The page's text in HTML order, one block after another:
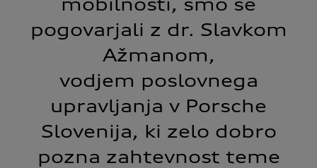
pogovarjali z dr. Slavkom
Ažmanom,
vodjem poslovnega
upravljanja v Porsche
Slovenija, ki zelo dobro
pozna zahtevnost teme